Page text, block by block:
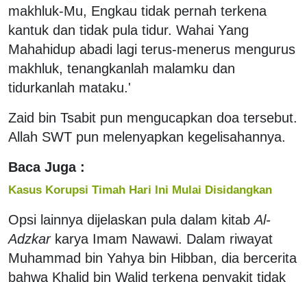
makhluk-Mu, Engkau tidak pernah terkena
kantuk dan tidak pula tidur. Wahai Yang
Mahahidup abadi lagi terus-menerus mengurus
makhluk, tenangkanlah malamku dan
tidurkanlah mataku.'
Zaid bin Tsabit pun mengucapkan doa tersebut.
Allah SWT pun melenyapkan kegelisahannya.
Baca Juga :
Kasus Korupsi Timah Hari Ini Mulai Disidangkan
Opsi lainnya dijelaskan pula dalam kitabAl-
Adzkarkarya Imam Nawawi. Dalam riwayat
Muhammad bin Yahya bin Hibban, dia bercerita
bahwa Khalid bin Walid terkena penyakit tidak